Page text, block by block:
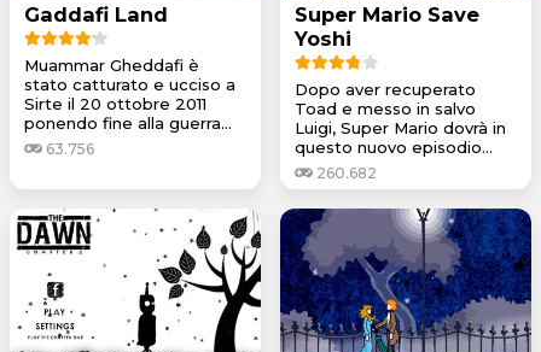
Gaddafi Land
Muammar Gheddafi è
stato catturato e ucciso a
Sirte il 20 ottobre 2011
ponendo fine alla guerra...
63.756
Super Mario Save
Yoshi
Dopo aver recuperato
Toad e messo in salvo
Luigi, Super Mario dovrà in
questo nuovo episodio...
260.682